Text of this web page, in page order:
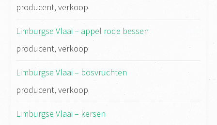
producent, verkoop
Limburgse Vlaai – appel rode bessen
producent, verkoop
Limburgse Vlaai – bosvruchten
producent, verkoop
Limburgse Vlaai – kersen